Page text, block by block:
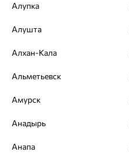
Доставка и оплата
Гарантия и возврат
Алупка
Алушта
Алхан-Кала
Альметьевск
Амурск
Анадырь
Анапа